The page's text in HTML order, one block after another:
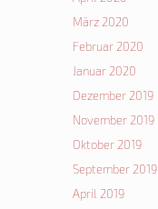
März 2020
Februar 2020
Januar 2020
Dezember 2019
November 2019
Oktober 2019
September 2019
April 2019